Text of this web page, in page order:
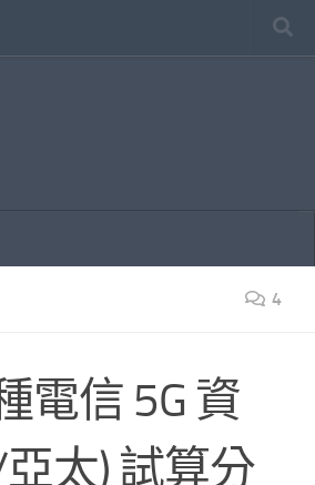
4
電信 5G 資
太) 試算分